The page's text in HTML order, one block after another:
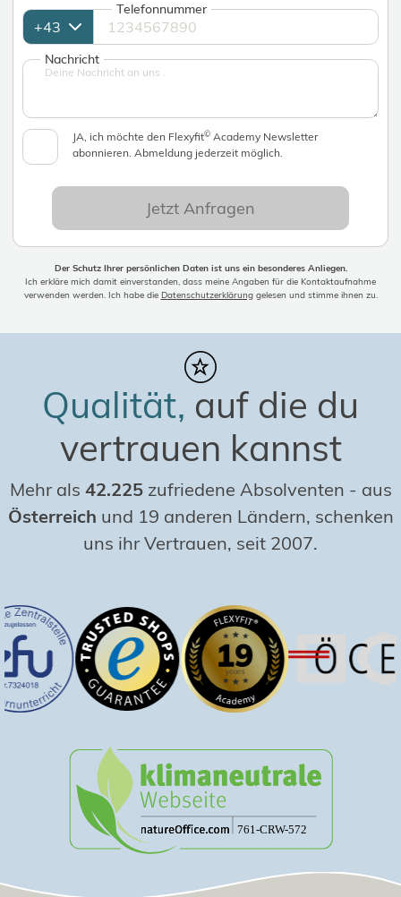
Telefonnummer
Nachricht
JA, ich möchte den Flexyfit© Academy Newsletter
abonnieren. Abmeldung jederzeit möglich.
Jetzt Anfragen
Der Schutz Ihrer persönlichen Daten ist uns ein besonderes Anliegen.
Ich erkläre mich damit einverstanden, dass meine Angaben für die Kontaktaufnahme
verwenden werden. Ich habe die Datenschutzerklärunggelesen und stimme ihnen zu.
Qualität, auf die du
vertrauen kannst
Mehr als 42.225 zufriedene Absolventen - aus
Österreich und 19 anderen Ländern, schenken
uns ihr Vertrauen, seit 2007.